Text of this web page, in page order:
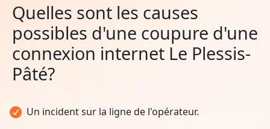
Quelles sont les causes
possibles d'une coupure d'une
connexion internet Le Plessis-
Pâté?
Un incident sur la ligne de l'opérateur.